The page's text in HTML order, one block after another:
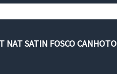
NAT SATIN FOSCO CANHOTO